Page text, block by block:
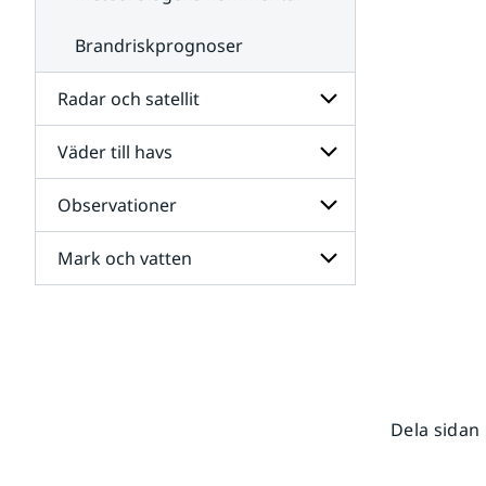
Brandriskprognoser
Radar och satellit
Undersidor
för
Radar
och
satellit
Väder till havs
Undersidor
för
Väder
till
havs
Observationer
Undersidor
för
Mark och vatten
Dela sidan